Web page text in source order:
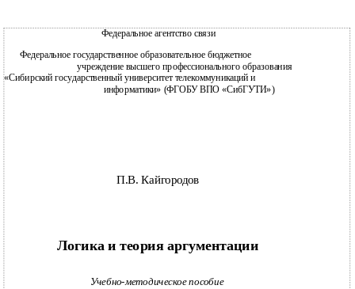
Федеральное агентство связи
Федеральное государственное образовательное бюджетное
учреждение высшего профессионального образования
«Сибирский государственный университет телекоммуникаций и
информатики» (ФГОБУ ВПО «СибГУТИ»)
П.В. Кайгородов
Логика и теория аргументации
Учебно-методическое пособие